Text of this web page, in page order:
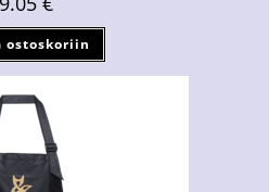
ostoskoriin